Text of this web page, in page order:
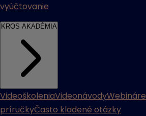
vyúčtovanie
KROS AKADÉMIA
VideoškoleniaVideonávodyWebináre
príručkyČasto kladené otázky